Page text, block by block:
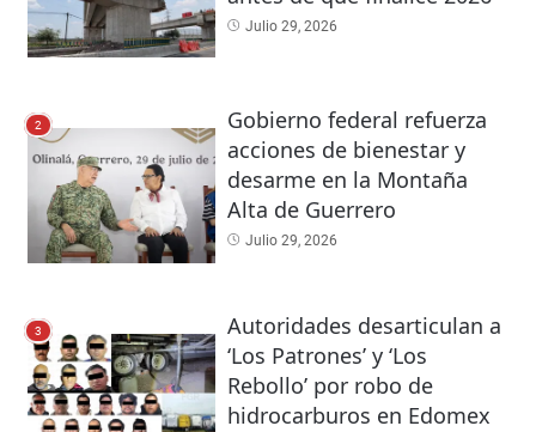
Julio 29, 2026
2
Gobierno federal refuerza
acciones de bienestar y
desarme en la Montaña
Alta de Guerrero
Julio 29, 2026
3
Autoridades desarticulan a
‘Los Patrones’ y ‘Los
Rebollo’ por robo de
hidrocarburos en Edomex